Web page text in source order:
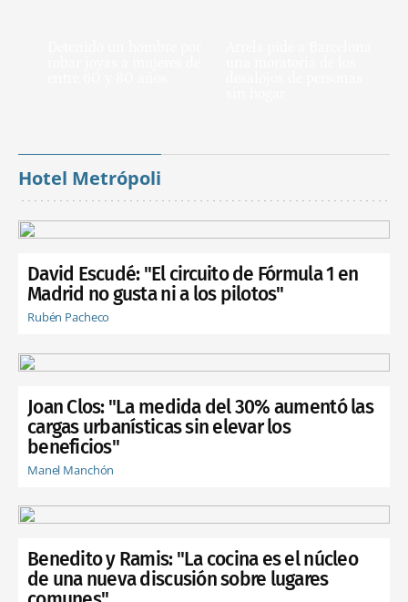
Hotel Metrópoli
David Escudé: "El circuito de Fórmula 1 en
Madrid no gusta ni a los pilotos"
Rubén Pacheco
Joan Clos: "La medida del 30% aumentó las
cargas urbanísticas sin elevar los
beneficios"
Manel Manchón
Benedito y Ramis: "La cocina es el núcleo
de una nueva discusión sobre lugares